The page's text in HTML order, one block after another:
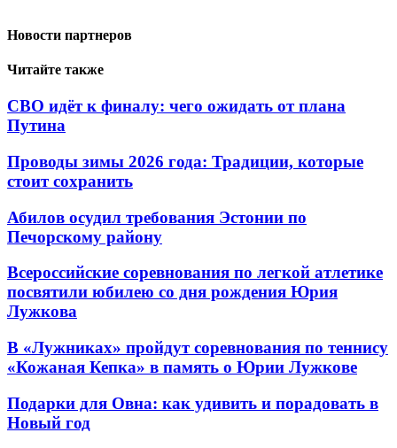
Новости партнеров
Читайте также
СВО идёт к финалу: чего ожидать от плана
Путина
Проводы зимы 2026 года: Традиции, которые
стоит сохранить
Абилов осудил требования Эстонии по
Печорскому району
Всероссийские соревнования по легкой атлетике
посвятили юбилею со дня рождения Юрия
Лужкова
В «Лужниках» пройдут соревнования по теннису
«Кожаная Кепка» в память о Юрии Лужкове
Подарки для Овна: как удивить и порадовать в
Новый год